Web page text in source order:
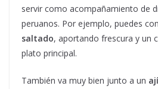
servir como acompañamiento de
peruanos. Por ejemplo, puedes
saltado, aportando frescura y un
plato principal.
También va muy bien junto a un